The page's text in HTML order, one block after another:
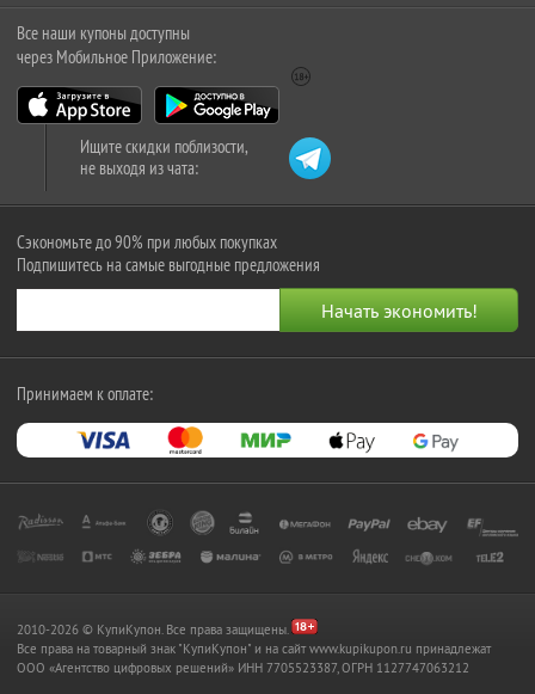
Все наши купоны доступны
через Мобильное Приложение:
Ищите скидки поблизости,
не выходя из чата:
Сэкономьте до 90% при любых покупках
Подпишитесь на самые выгодные предложения
Принимаем к оплате:
2010-2026 © КупиКупон. Все права защищены.
Все права на товарный знак "КупиКупон" и на сайт www.kupikupon.ru принадлежат
OOO «Агентство цифровых решений» ИНН 7705523387, ОГРН 1127747063212